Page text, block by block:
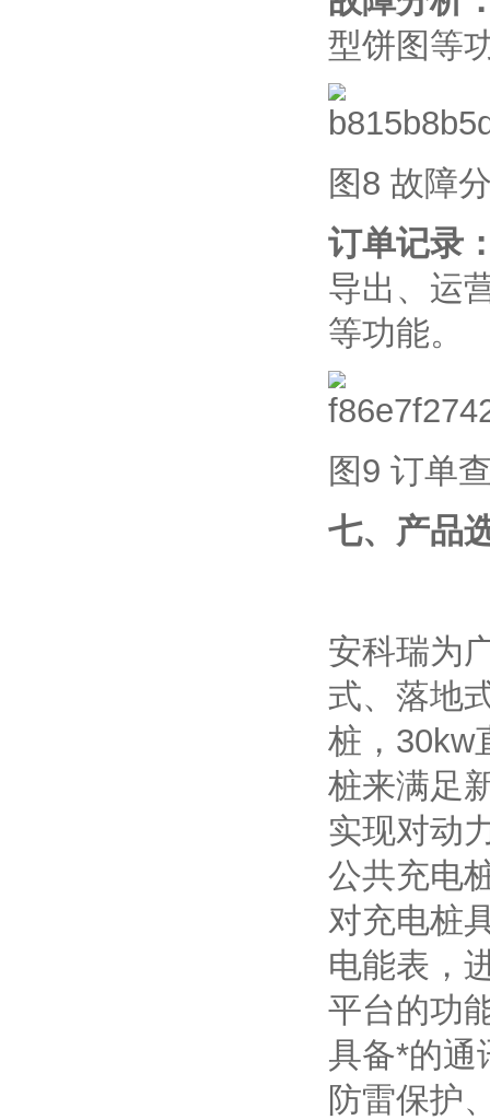
型饼图等
图8 故障
订单记录
导出、运
等功能。
图9 订单
七、产品
安科瑞为
式、落地
桩，30kw
桩来满足
实现对动
公共充电
对充电桩
电能表，
平台的功
具备*的通
防雷保护